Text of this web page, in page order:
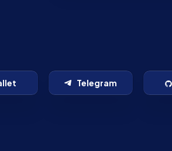
Telegram